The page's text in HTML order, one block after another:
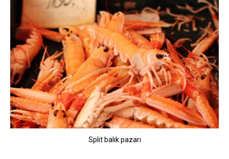
Split balık pazarı